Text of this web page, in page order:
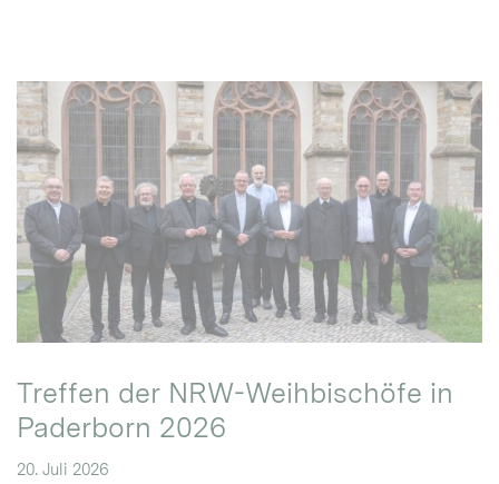
Treffen der NRW-Weihbischöfe in
Paderborn 2026
20. Juli 2026